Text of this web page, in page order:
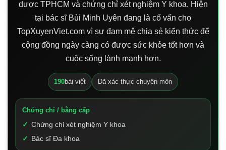
dược TPHCM và chứng chỉ xét nghiệm Y khoa. Hiện
tại bác sĩ Bùi Minh Uyên đang là cố vấn cho
TopXuyenViet.com vì sự đam mê chia sẻ kiến thức để
cộng đồng ngày càng có được sức khỏe tốt hơn và
cuộc sống lành mạnh hơn.
190bài viết Đã xác thực chuyên môn
Chứng chỉ / bằng cấp
Chứng chỉ xét nghiệm Y khoa
Bác sĩ Đa khoa